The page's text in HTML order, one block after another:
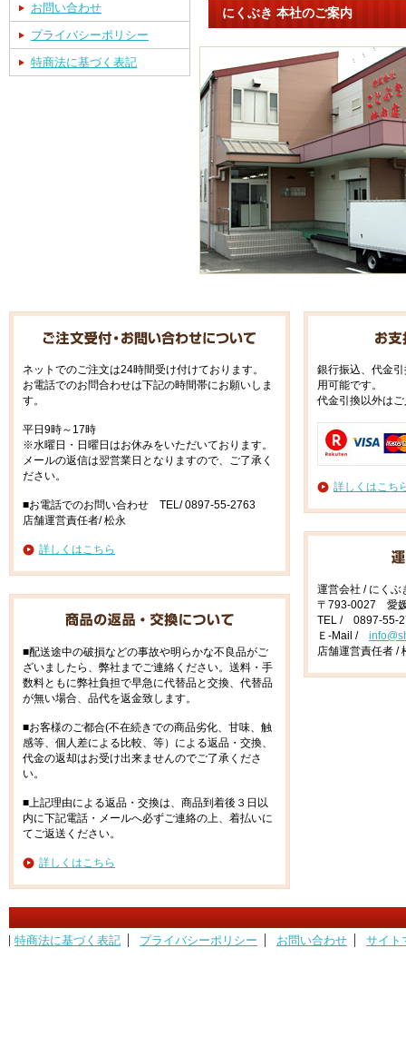
お問い合わせ
プライバシーポリシー
特商法に基づく表記
にくぶき 本社のご案内
ネットでのご注文は24時間受け付けております。
お電話でのお問合わせは下記の時間帯にお願いしま
す。
平日9時～17時
※水曜日・日曜日はお休みをいただいております。
メールの返信は翌営業日となりますので、ご了承く
ださい。
■お電話でのお問い合わせ TEL/ 0897-55-2763
店舗運営責任者/ 松永
詳しくはこちら
■配送途中の破損などの事故や明らかな不良品がご
ざいましたら、弊社までご連絡ください。送料・手
数料ともに弊社負担で早急に代替品と交換、代替品
が無い場合、品代を返金致します。
■お客様のご都合(不在続きでの商品劣化、甘味、触
感等、個人差による比較、等）による返品・交換、
代金の返却はお受け出来ませんのでご了承くださ
い。
■上記理由による返品・交換は、商品到着後３日以
内に下記電話・メールへ必ずご連絡の上、着払いに
てご返送ください。
詳しくはこちら
銀行振込、代金
用可能です。
代金引換以外は
詳しくはこち
運営会社 / にくぶ
〒793-0027 愛
TEL / 0897-55-
Ｅ-Mail /
店舗運営責任者 /
特商法に基づく表記 プライバシーポリシー お問い合わせ サイト